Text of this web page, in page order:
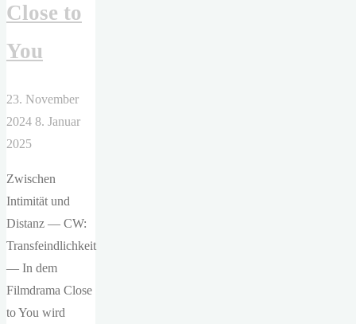
Close to
You
23. November
2024 8. Januar
2025
Zwischen
Intimität und
Distanz — CW:
Transfeindlichkeit
— In dem
Filmdrama Close
to You wird